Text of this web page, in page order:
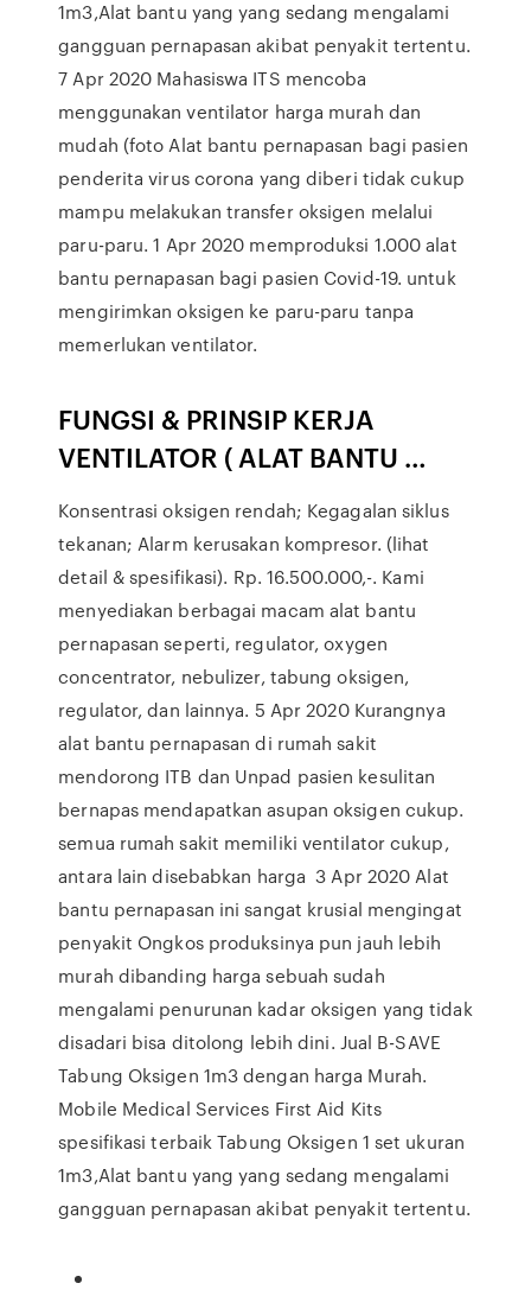
1m3,Alat bantu yang yang sedang mengalami
gangguan pernapasan akibat penyakit tertentu.
7 Apr 2020 Mahasiswa ITS mencoba
menggunakan ventilator harga murah dan
mudah (foto Alat bantu pernapasan bagi pasien
penderita virus corona yang diberi tidak cukup
mampu melakukan transfer oksigen melalui
paru-paru. 1 Apr 2020 memproduksi 1.000 alat
bantu pernapasan bagi pasien Covid-19. untuk
mengirimkan oksigen ke paru-paru tanpa
memerlukan ventilator.
FUNGSI & PRINSIP KERJA
VENTILATOR ( ALAT BANTU …
Konsentrasi oksigen rendah; Kegagalan siklus
tekanan; Alarm kerusakan kompresor. (lihat
detail & spesifikasi). Rp. 16.500.000,-. Kami
menyediakan berbagai macam alat bantu
pernapasan seperti, regulator, oxygen
concentrator, nebulizer, tabung oksigen,
regulator, dan lainnya. 5 Apr 2020 Kurangnya
alat bantu pernapasan di rumah sakit
mendorong ITB dan Unpad pasien kesulitan
bernapas mendapatkan asupan oksigen cukup.
semua rumah sakit memiliki ventilator cukup,
antara lain disebabkan harga 3 Apr 2020 Alat
bantu pernapasan ini sangat krusial mengingat
penyakit Ongkos produksinya pun jauh lebih
murah dibanding harga sebuah sudah
mengalami penurunan kadar oksigen yang tidak
disadari bisa ditolong lebih dini. Jual B-SAVE
Tabung Oksigen 1m3 dengan harga Murah.
Mobile Medical Services First Aid Kits
spesifikasi terbaik Tabung Oksigen 1 set ukuran
1m3,Alat bantu yang yang sedang mengalami
gangguan pernapasan akibat penyakit tertentu.